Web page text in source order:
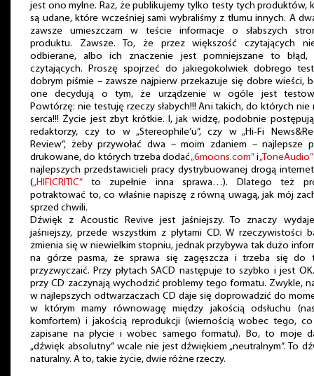
jest ono mylne. Raz, że publikujemy tylko testy tych produktów,
są udane, które wcześniej sami wybraliśmy z tłumu innych. A
zawsze umieszczam w teście informacje o słabszych
produktu. Zawsze. To, że przez większość czytających
odbierane, albo ich znaczenie jest pomniejszane to błąd,
czytających. Proszę spojrzeć do jakiegokolwiek dobrego
dobrym piśmie – zawsze najpierw przekazuje się dobre wieści,
one decydują o tym, że urządzenie w ogóle jest
Powtórzę: nie testuję rzeczy słabych!!! Ani takich, do których nie
serca!!! Życie jest zbyt krótkie. I, jak widzę, podobnie
redaktorzy, czy to w „Stereophile’u”, czy w „Hi-Fi
Review”, żeby przywołać dwa – moim zdaniem – najlepsze
drukowane, do których trzeba dodać„6moons.com”i„ToneAudio”
najlepszych przedstawicieli pracy dystrybuowanej drogą
(„HIFICRITIC”to zupełnie inna sprawa…). Dlatego też
potraktować to, co właśnie napiszę z równą uwagą, jak mój
sprzed chwili.
Dźwięk z Acoustic Revive jest jaśniejszy. To znaczy
jaśniejszy, przede wszystkim z płytami CD. W rzeczywistości
zmienia się w niewielkim stopniu, jednak przybywa tak dużo
na górze pasma, że sprawa się zagęszcza i trzeba się do
przyzwyczaić. Przy płytach SACD następuje to szybko i jest
przy CD zaczynają wychodzić problemy tego formatu. Zwykle,
w najlepszych odtwarzaczach CD daje się doprowadzić do
w którym mamy równowagę między jakością odsłuchu
komfortem) i jakością reprodukcji (wiernością wobec tego,
zapisane na płycie i wobec samego formatu). Bo, to moje
„dźwięk absolutny” wcale nie jest dźwiękiem „neutralnym”. To
naturalny. A to, takie życie, dwie różne rzeczy.